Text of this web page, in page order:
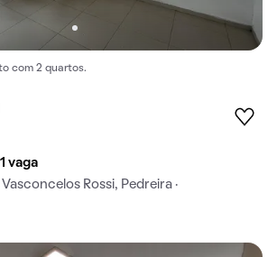
com 2 quartos.
vaga
Rossi, Pedreira ·